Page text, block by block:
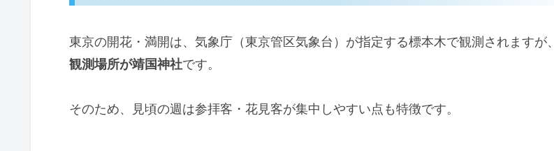
東京の開花・満開は、気象庁（東京管区気象台）が指定する標本木で観測されますが、
観測場所が靖国神社です。
そのため、見頃の週は参拝客・花見客が集中しやすい点も特徴です。